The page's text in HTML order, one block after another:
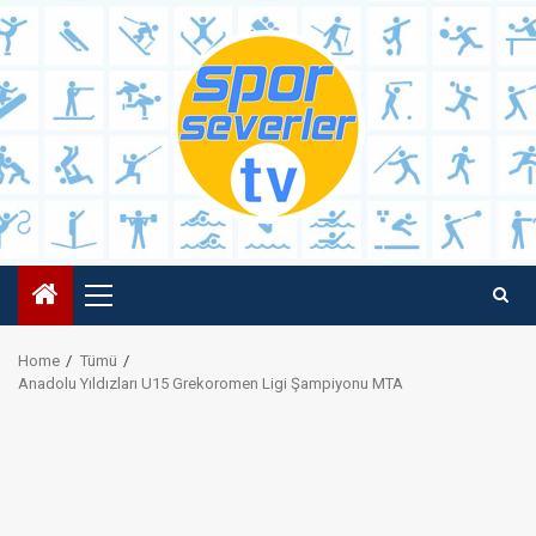
Skip
to
Primary
Menu
Home
Tümü
Anadolu Yıldızları U15 Grekoromen Ligi Şampiyonu MTA